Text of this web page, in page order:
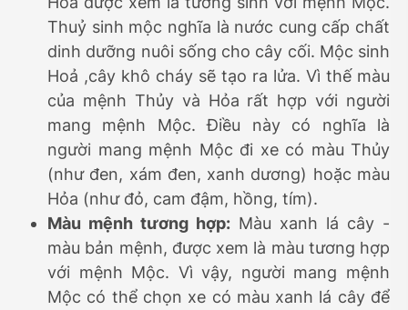
Thuỷ sinh mộc nghĩa là nước cung cấp chất
dinh dưỡng nuôi sống cho cây cối. Mộc sinh
Hoả ,cây khô cháy sẽ tạo ra lửa. Vì thế màu
của mệnh Thủy và Hỏa rất hợp với người
mang mệnh Mộc. Điều này có nghĩa là
người mang mệnh Mộc đi xe có màu Thủy
(như đen, xám đen, xanh dương) hoặc màu
Hỏa (như đỏ, cam đậm, hồng, tím).
Màu mệnh tương hợp: Màu xanh lá cây -
màu bản mệnh, được xem là màu tương hợp
với mệnh Mộc. Vì vậy, người mang mệnh
Mộc có thể chọn xe có màu xanh lá cây để